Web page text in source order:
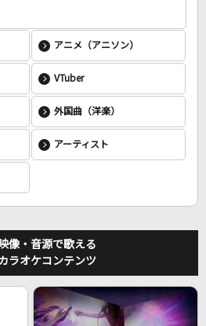
アニメ（アニソン）
VTuber
外国曲（洋楽）
アーティスト
像・音源で歌える
ラオケコンテンツ